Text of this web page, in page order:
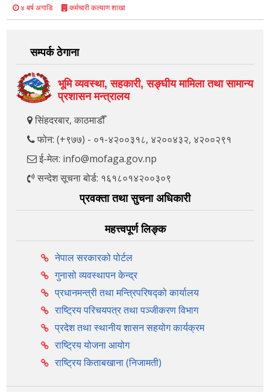
४ बर्ष अगाडि कर्मचारी कल्याण शाखा
सम्पर्क ठेगाना
भूमि व्यवस्था, सहकारी, सङ्‍घीय मामिला तथा सामान्य
प्रशासन मन्त्रालय
सिंहदरबार, काठमाडौँ
फोन: (+९७७) - ०१-४२००३१८, ४२००४३२, ४२००२९१
ई-मेल: info@mofaga.gov.np
सन्देश सूचना बोर्ड: १६१८०१४२००३०९
प्रवक्ता तथा सुचना अधिकारी
महत्त्वपूर्ण लिङ्क
नेपाल सरकारको पोर्टल
गुनासो व्यवस्थापन केन्द्र
प्रधानमन्त्री तथा मन्त्रिपरिषद्को कार्यालय
राष्ट्रिय परिचयपत्र तथा पञ्‍जीकरण विभाग
प्रदेश तथा स्थानीय शासन सहयोग कार्यक्रम
राष्ट्रिय योजना आयोग
राष्ट्रिय किताबखाना (निजामती)